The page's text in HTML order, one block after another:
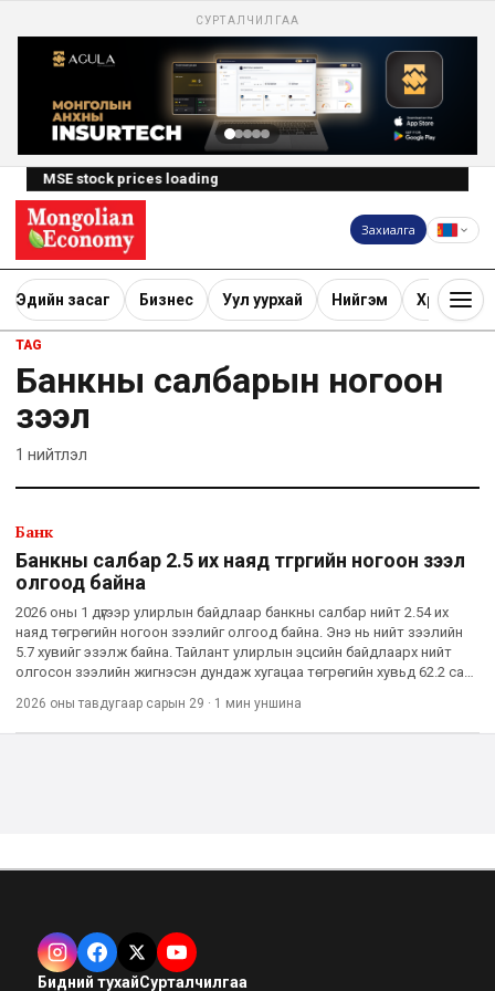
СУРТАЛЧИЛГАА
MSE stock prices loading
Захиалга
Эдийн засаг Бизнес Уул уурхай Нийгэм Хөрөнгө
TAG
Банкны салбарын ногоон
зээл
1 нийтлэл
Банк
Банкны салбар 2.5 их наяд төгрөгийн ногоон зээл
олгоод байна
2026 оны 1 дүгээр улирлын байдлаар банкны салбар нийт 2.54 их
наяд төгрөгийн ногоон зээлийг олгоод байна. Энэ нь нийт зээлийн
5.7 хувийг эзэлж байна. Тайлант улирлын эцсийн байдлаарх нийт
олгосон зээлийн жигнэсэн дундаж хугацаа төгрөгийн хувьд 62.2 сар,
2026 оны тавдугаар сарын 29 · 1 мин уншина
Бидний тухайСурталчилгаа